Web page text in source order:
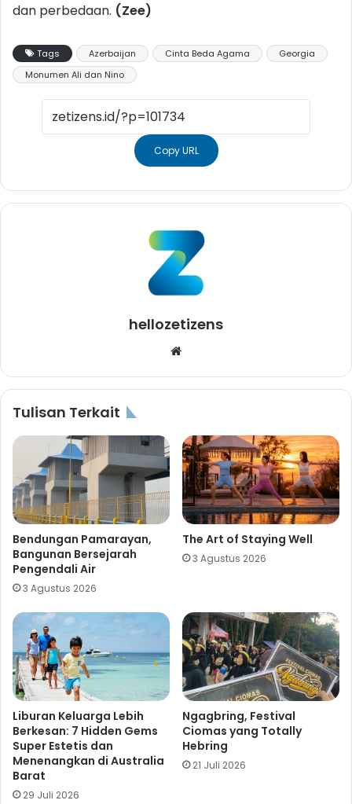
dan perbedaan. (Zee)
Tags Azerbaijan Cinta Beda Agama
Georgia
Monumen Ali dan Nino
Copy URL
hellozetizens
Tulisan Terkait
Bendungan Pamarayan,
Bangunan Bersejarah
Pengendali Air
3 Agustus 2026
The Art of Staying Well
3 Agustus 2026
Liburan Keluarga Lebih
Berkesan: 7 Hidden Gems
Super Estetis dan
Menenangkan di Australia
Barat
29 Juli 2026
Ngagbring, Festival
Ciomas yang Totally
Hebring
21 Juli 2026